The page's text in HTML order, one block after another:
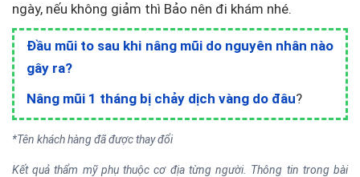
ngày, nếu không giảm thì Bảo nên đi khám nhé.
Đầu mũi to sau khi nâng mũi do nguyên nhân nào
gây ra?
Nâng mũi 1 tháng bị chảy dịch vàng do đâu?
*Tên khách hàng đã được thay đổi
Kết quả thẩm mỹ phụ thuộc cơ địa từng người. Thông tin trong bài